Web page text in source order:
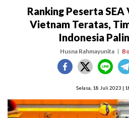
Ranking Peserta SEA
Vietnam Teratas,
Indonesia
Husna Rahmayunita
Selasa, 18 Juli 2023 |